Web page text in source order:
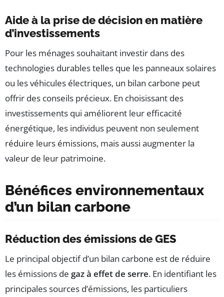
Aide à la prise de décision en matière
d’investissements
Pour les ménages souhaitant investir dans des
technologies durables telles que les panneaux solaires
ou les véhicules électriques, un bilan carbone peut
offrir des conseils précieux. En choisissant des
investissements qui améliorent leur efficacité
énergétique, les individus peuvent non seulement
réduire leurs émissions, mais aussi augmenter la
valeur de leur patrimoine.
Bénéfices environnementaux
d’un bilan carbone
Réduction des émissions de GES
Le principal objectif d’un bilan carbone est de réduire
les émissions de gaz à effet de serre. En identifiant les
principales sources d’émissions, les particuliers